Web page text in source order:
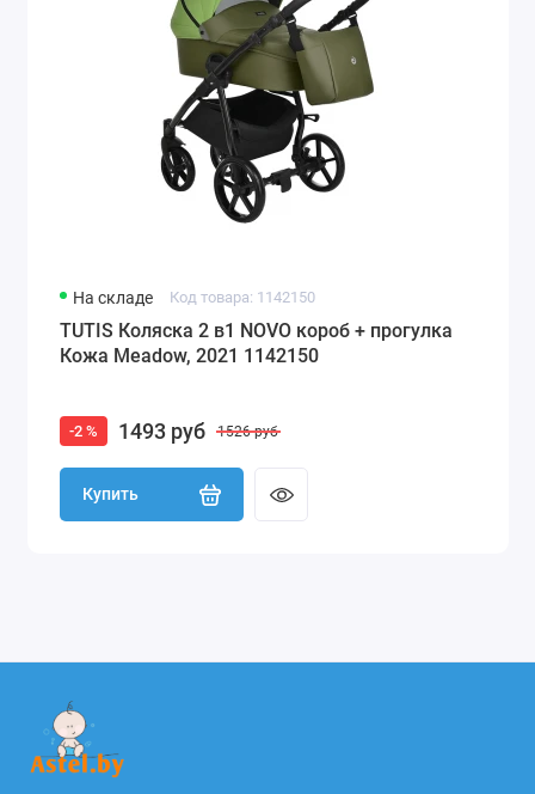
На складе Код товара: 1142150
TUTIS Коляска 2 в1 NOVO короб + прогулка
Кожа Meadow, 2021 1142150
-2 % 1493 руб 1526 руб
Купить